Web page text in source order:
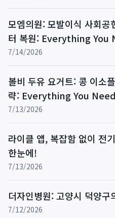
모엠의원: 모발이식 사회
터 복원: Everything
7/14/2026
볼비 두유 요거트: 콩 이소
략: Everything You
7/13/2026
라이클 앱, 복잡함 없이 전
한눈에!
7/13/2026
더자인병원: 고양시 덕양
7/12/2026